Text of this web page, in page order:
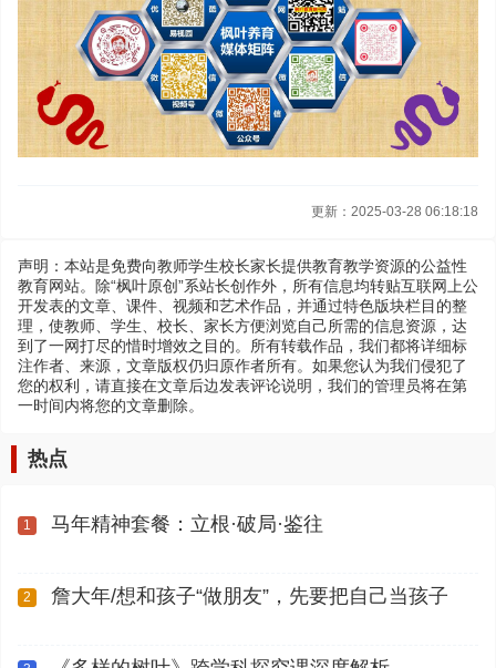
更新：2025-03-28 06:18:18
声明：本站是免费向教师学生校长家长提供教育教学资源的公益性
教育网站。除“枫叶原创”系站长创作外，所有信息均转贴互联网上公
开发表的文章、课件、视频和艺术作品，并通过特色版块栏目的整
理，使教师、学生、校长、家长方便浏览自己所需的信息资源，达
到了一网打尽的惜时增效之目的。所有转载作品，我们都将详细标
注作者、来源，文章版权仍归原作者所有。如果您认为我们侵犯了
您的权利，请直接在文章后边发表评论说明，我们的管理员将在第
一时间内将您的文章删除。
热点
1 马年精神套餐：立根·破局·鉴往
2 詹大年/想和孩子“做朋友”，先要把自己当孩子